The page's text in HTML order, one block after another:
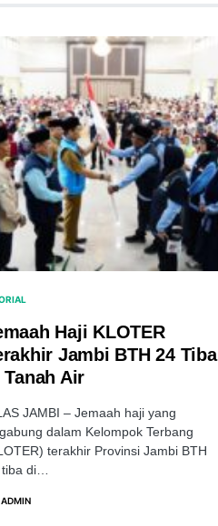
Haji KLOTER
Jambi BTH 24 Tiba
Air
JAMBI – Jemaah haji yang
dalam Kelompok Terbang
terakhir Provinsi Jambi BTH
di…
ADMIN